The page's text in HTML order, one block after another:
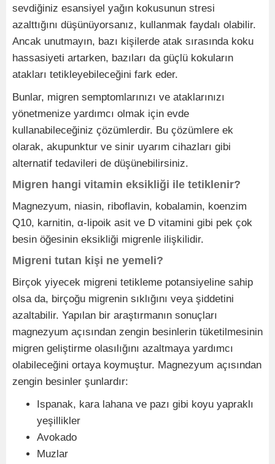
sevdiğiniz esansiyel yağın kokusunun stresi
azalttığını düşünüyorsanız, kullanmak faydalı olabilir.
Ancak unutmayın, bazı kişilerde atak sırasında koku
hassasiyeti artarken, bazıları da güçlü kokuların
atakları tetikleyebileceğini fark eder.
Bunlar, migren semptomlarınızı ve ataklarınızı
yönetmenize yardımcı olmak için evde
kullanabileceğiniz çözümlerdir. Bu çözümlere ek
olarak, akupunktur ve sinir uyarım cihazları gibi
alternatif tedavileri de düşünebilirsiniz.
Migren hangi vitamin eksikliği ile tetiklenir?
Magnezyum, niasin, riboflavin, kobalamin, koenzim
Q10, karnitin, α-lipoik asit ve D vitamini gibi pek çok
besin öğesinin eksikliği migrenle ilişkilidir.
Migreni tutan kişi ne yemeli?
Birçok yiyecek migreni tetikleme potansiyeline sahip
olsa da, birçoğu migrenin sıklığını veya şiddetini
azaltabilir. Yapılan bir araştırmanın sonuçları
magnezyum açısından zengin besinlerin tüketilmesinin
migren geliştirme olasılığını azaltmaya yardımcı
olabileceğini ortaya koymuştur. Magnezyum açısından
zengin besinler şunlardır:
Ispanak, kara lahana ve pazı gibi koyu yapraklı
yeşillikler
Avokado
Muzlar